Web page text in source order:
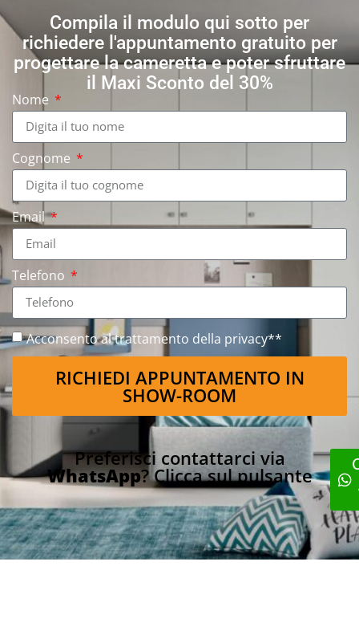
Compila il modulo qui sotto per
richiedere l'appuntamento gratuito per
progettare la cameretta e poter sfruttare
il Maxi Sconto del 30%
Nome
Cognome
Email
Telefono
Acconsento al trattamento della privacy**
RICHIEDI APPUNTAMENTO IN
SHOW-ROOM
Preferisci contattarci via
WhatsApp? Clicca sul pulsante